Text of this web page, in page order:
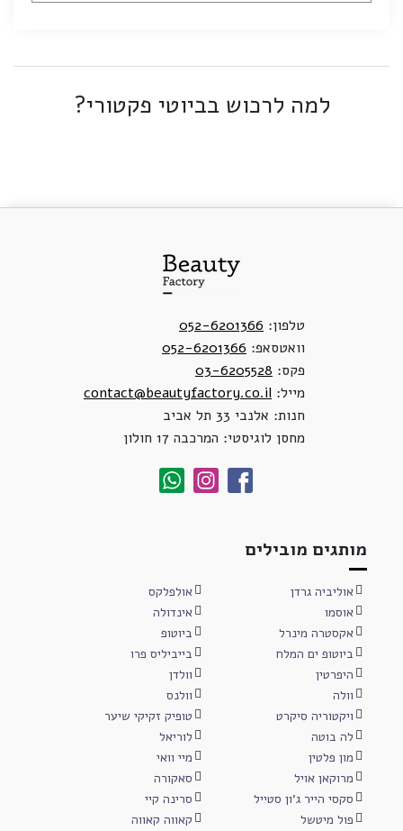
למה לרכוש בביוטי פקטורי?
טלפון: 052-6201366
וואטסאפ: 052-6201366
פקס: 03-6205528
מייל: contact@beautyfactory.co.il
חנות: אלנבי 33 תל אביב
מחסן לוגיסטי: המרכבה 17 חולון
מותגים מובילים
אוליביה גרדן
אולפלקס
אוסמו
אינדולה
אקסטרה מינרל
ביוטופ
ביוטופ ים המלח
בייביליס פרו
היפרטין
וולדן
וולה
וולנס
ויקטוריה סיקרט
טופיק זקיקי שיער
לה בוטה
לוריאל
מון פלטין
מיי וואי
מרוקאן אויל
סאקורה
סקסי הייר ג'ון סטייל
סרינה קיי
פול מיטשל
קאווה קאווה